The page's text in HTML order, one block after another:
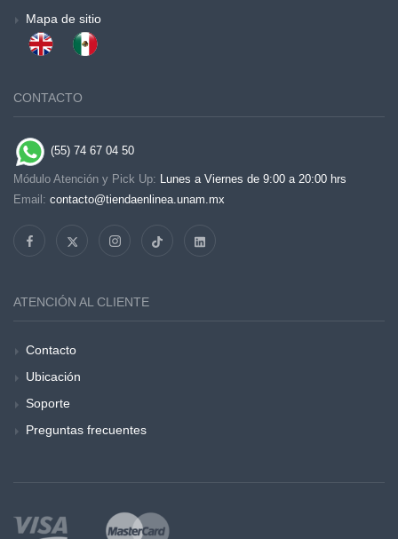
Mapa de sitio
CONTACTO
(55) 74 67 04 50
Módulo Atención y Pick Up: Lunes a Viernes de 9:00 a 20:00 hrs
Email: contacto@tiendaenlinea.unam.mx
ATENCIÓN AL CLIENTE
Contacto
Ubicación
Soporte
Preguntas frecuentes